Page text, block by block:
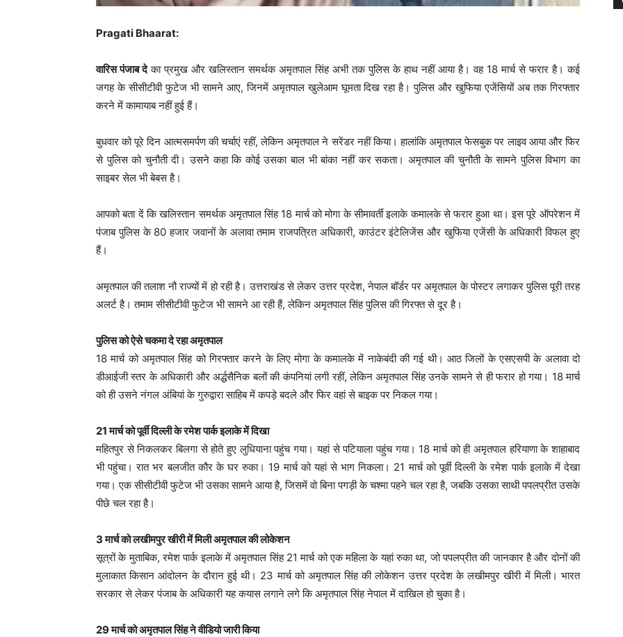
Pragati Bhaarat:
वारिस पंजाब देका प्रमुख और खलिस्तान समर्थक अमृतपाल सिंह अभी तक पुलिस के हाथ नहीं आया है। वह 18 मार्च से फरार है। कई
जगह के सीसीटीवी फुटेज भी सामने आए, जिनमें अमृतपाल खुलेआम घूमता दिख रहा है। पुलिस और खुफिया एजेंसियों अब तक गिरफ्तार
करने में कामायाब नहीं हुई हैं।
बुधवार को पूरे दिन आत्मसमर्पण की चर्चाएं रहीं, लेकिन अमृतपाल ने सरेंडर नहीं किया। हालांकि अमृतपाल फेसबुक पर लाइव आया और फिर
से पुलिस को चुनौती दी। उसने कहा कि कोई उसका बाल भी बांका नहीं कर सकता। अमृतपाल की चुनौती के सामने पुलिस विभाग का
साइबर सेल भी बेबस है।
आपको बता दें कि खलिस्तान समर्थक अमृतपाल सिंह 18 मार्च को मोगा के सीमावर्ती इलाके कमालके से फरार हुआ था। इस पूरे ऑपरेशन में
पंजाब पुलिस के 80 हजार जवानों के अलावा तमाम राजपत्रित अधिकारी, काउंटर इंटेलिजेंस और खुफिया एजेंसी के अधिकारी विफल हुए
हैं।
अमृतपाल की तलाश नौ राज्यों में हो रही है। उत्तराखंड से लेकर उत्तर प्रदेश, नेपाल बॉर्डर पर अमृतपाल के पोस्टर लगाकर पुलिस पूरी तरह
अलर्ट है। तमाम सीसीटीवी फुटेज भी सामने आ रही हैं, लेकिन अमृतपाल सिंह पुलिस की गिरफ्त से दूर है।
पुलिस को ऐसे चकमा दे रहा अमृतपाल
18 मार्च को अमृतपाल सिंह को गिरफ्तार करने के लिए मोगा के कमालके में नाकेबंदी की गई थी। आठ जिलों के एसएसपी के अलावा दो
डीआईजी स्तर के अधिकारी और अर्द्धसैनिक बलों की कंपनियां लगी रहीं, लेकिन अमृतपाल सिंह उनके सामने से ही फरार हो गया। 18 मार्च
को ही उसने नंगल अंबियां के गुरुद्वारा साहिब में कपड़े बदले और फिर वहां से बाइक पर निकल गया।
21 मार्च को पूर्वी दिल्ली के रमेश पार्क इलाके में दिखा
महितपुर से निकलकर बिलगा से होते हुए लुधियाना पहुंच गया। यहां से पटियाला पहुंच गया। 18 मार्च को ही अमृतपाल हरियाणा के शाहाबाद
भी पहुंचा। रात भर बलजीत कौर के घर रुका। 19 मार्च को यहां से भाग निकला। 21 मार्च को पूर्वी दिल्ली के रमेश पार्क इलाके में देखा
गया। एक सीसीटीवी फुटेज भी उसका सामने आया है, जिसमें वो बिना पगड़ी के चश्मा पहने चल रहा है, जबकि उसका साथी पपलप्रीत उसके
पीछे चल रहा है।
3 मार्च को लखीमपुर खीरी में मिली अमृतपाल की लोकेशन
सूत्रों के मुताबिक, रमेश पार्क इलाके में अमृतपाल सिंह 21 मार्च को एक महिला के यहां रुका था, जो पपलप्रीत की जानकार है और दोनों की
मुलाकात किसान आंदोलन के दौरान हुई थी। 23 मार्च को अमृतपाल सिंह की लोकेशन उत्तर प्रदेश के लखीमपुर खीरी में मिली। भारत
सरकार से लेकर पंजाब के अधिकारी यह कयास लगाने लगे कि अमृतपाल सिंह नेपाल में दाखिल हो चुका है।
29 मार्च को अमृतपाल सिंह ने वीडियो जारी किया